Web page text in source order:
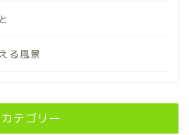
る風景
カテゴリー